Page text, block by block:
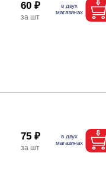
60 ₽
75 ₽